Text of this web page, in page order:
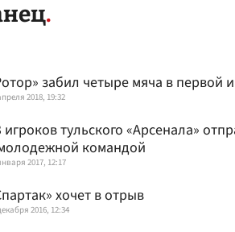
забил четыре мяча в первой
2018, 19:32
игроков тульского «Арсенала»
командой
2017, 12:17
хочет в отрыв
2016, 12:34